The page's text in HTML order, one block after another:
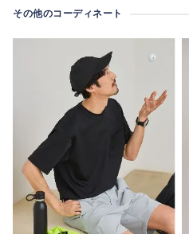
その他のコーディネート